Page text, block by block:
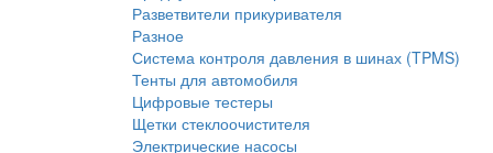
Разветвители прикуривателя
Разное
Система контроля давления в шинах (TPMS)
Тенты для автомобиля
Цифровые тестеры
Щетки стеклоочистителя
Электрические насосы